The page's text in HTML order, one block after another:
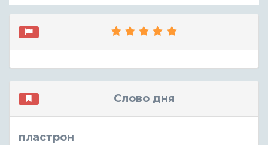
Слово дня
пластрон